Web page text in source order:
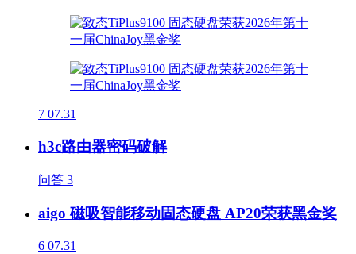
7 07.31
h3c路由器密码破解
问答 3
aigo 磁吸智能移动固态硬盘 AP20荣获黑金奖
6 07.31